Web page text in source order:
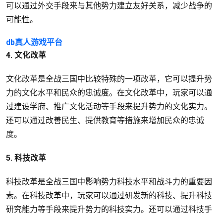
可以通过外交手段来与其他势力建立友好关系，减少战争的
可能性。
db真人游戏平台
4. 文化改革
文化改革是全战三国中比较特殊的一项改革，它可以提升势
力的文化水平和民众的忠诚度。在文化改革中，玩家可以通
过建设学府、推广文化活动等手段来提升势力的文化实力。
还可以通过改善民生、提供教育等措施来增加民众的忠诚
度。
5. 科技改革
科技改革是全战三国中影响势力科技水平和战斗力的重要因
素。在科技改革中，玩家可以通过研发新的科技、提升科技
研究能力等手段来提升势力的科技实力。还可以通过科技手